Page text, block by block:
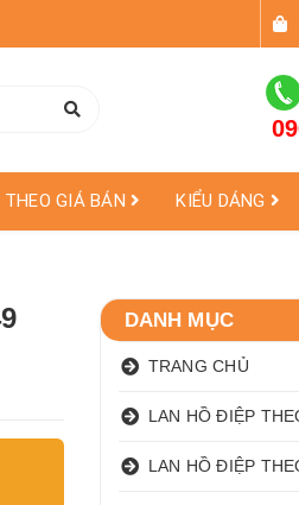
THEO GIÁ BÁN KIỂU DÁNG
DANH MỤC
TRANG CHỦ
LAN HỒ ĐIỆP
LAN HỒ ĐIỆP